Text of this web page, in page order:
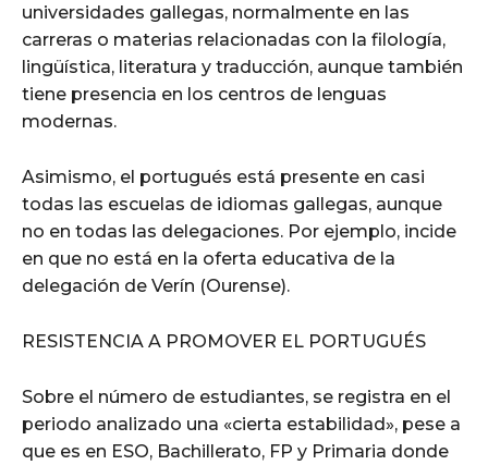
universidades gallegas, normalmente en las
carreras o materias relacionadas con la filología,
lingüística, literatura y traducción, aunque también
tiene presencia en los centros de lenguas
modernas.
Asimismo, el portugués está presente en casi
todas las escuelas de idiomas gallegas, aunque
no en todas las delegaciones. Por ejemplo, incide
en que no está en la oferta educativa de la
delegación de Verín (Ourense).
RESISTENCIA A PROMOVER EL PORTUGUÉS
Sobre el número de estudiantes, se registra en el
periodo analizado una «cierta estabilidad», pese a
que es en ESO, Bachillerato, FP y Primaria donde